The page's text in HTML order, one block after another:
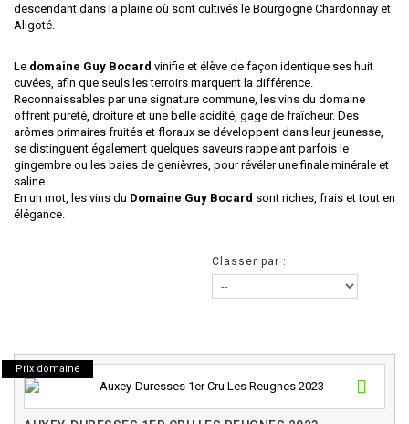
descendant dans la plaine où sont cultivés le Bourgogne Chardonnay et
Aligoté.
Le domaine Guy Bocard vinifie et élève de façon identique ses huit
cuvées, afin que seuls les terroirs marquent la différence.
Reconnaissables par une signature commune, les vins du domaine
offrent pureté, droiture et une belle acidité, gage de fraîcheur. Des
arômes primaires fruités et floraux se développent dans leur jeunesse,
se distinguent également quelques saveurs rappelant parfois le
gingembre ou les baies de genièvres, pour révéler une finale minérale et
saline.
En un mot, les vins du Domaine Guy Bocard sont riches, frais et tout en
élégance.
Classer par :
Prix domaine